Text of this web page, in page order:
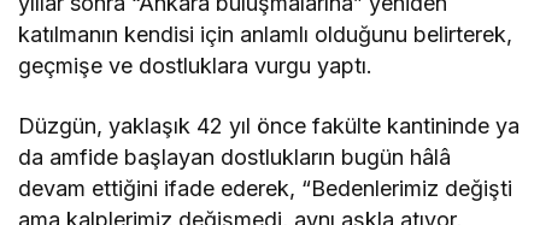
katılmanın kendisi için anlamlı olduğunu belirterek,
geçmişe ve dostluklara vurgu yaptı.
Düzgün, yaklaşık 42 yıl önce fakülte kantininde ya
da amfide başlayan dostlukların bugün hâlâ
devam ettiğini ifade ederek, “Bedenlerimiz değişti